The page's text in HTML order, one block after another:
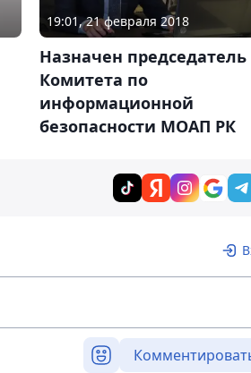
19:01, 21 февраля 2018
Назначен председатель
Комитета по
информационной
безопасности МОАП РК